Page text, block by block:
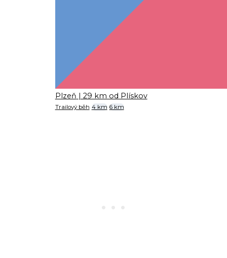
Plzeň | 29 km od Plískov
Trailový běh 4 km 6 km